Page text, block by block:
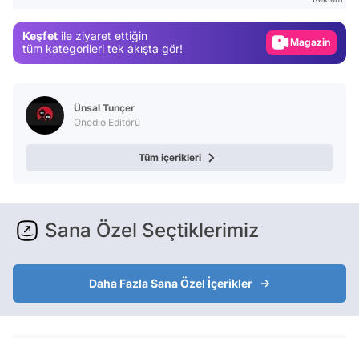
Keşfet ile ziyaret ettiğin
tüm kategorileri tek akışta gör!
Video
Ünsal Tunçer
Onedio Editörü
Tüm içerikleri
Sana Özel Seçtiklerimiz
Daha Fazla Sana Özel İçerikler